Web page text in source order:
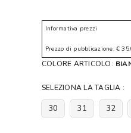
Informativa prezzi
Prezzo di pubblicazione: €
COLORE ARTICOLO:
SELEZIONA LA TAGLIA :
30 31 32